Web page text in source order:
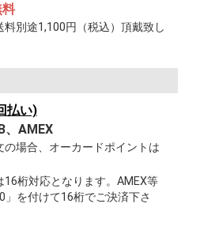
別途1,100円（税込）頂戴致し
払い)
、AMEX
場合、オーカードポイントは
桁対応となります。AMEX等
を付けて16桁でご決済下さ